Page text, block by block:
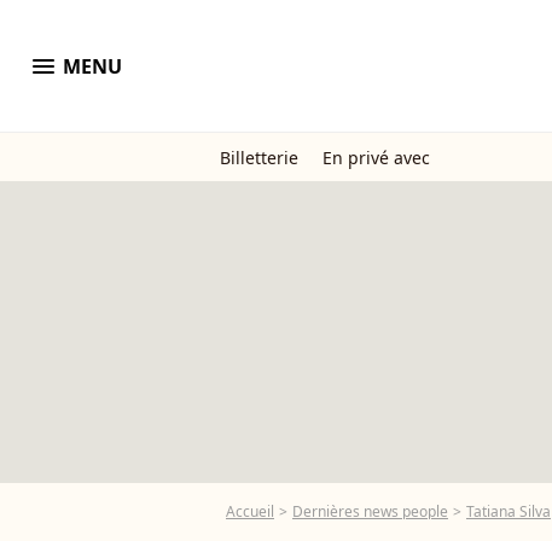
menu MENU
Billetterie En privé avec
Accueil Dernières news people Tatiana Silva